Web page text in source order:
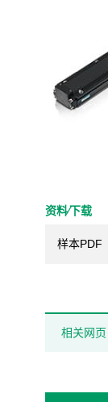
资料⁄下载
样本PDF
相关网页